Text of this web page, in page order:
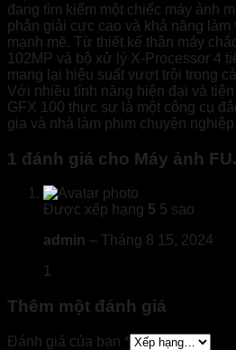
đang tìm kiếm một chiếc máy ảnh
phân giải cực cao và khả năng
mạnh mẽ. Từ thiết kế thân máy
102MP và bộ xử lý X-Processor 4
mang lại hiệu suất vượt trội trong
Với nhiều tính năng hiện đại và
GFX 100 thực sự là một công cụ
gia và nhà làm phim chuyên nghiệp.
1 đánh giá cho Máy ảnh
Được xếp hạng 5 5 sao
admin – Tháng 8 15, 2024
1
Thêm một đánh giá
Đánh giá của bạn *